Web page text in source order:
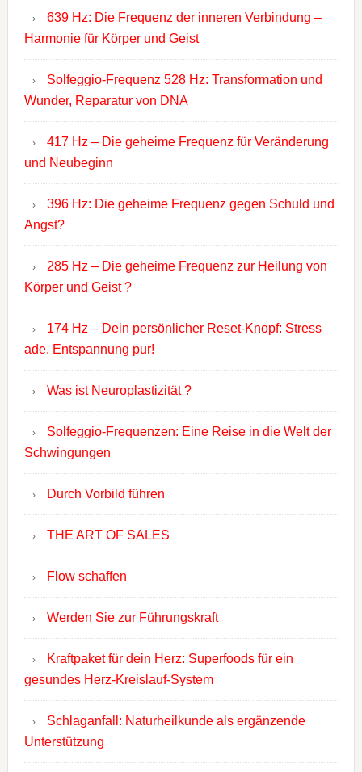
639 Hz: Die Frequenz der inneren Verbindung –
Harmonie für Körper und Geist
Solfeggio-Frequenz 528 Hz: Transformation und
Wunder, Reparatur von DNA
417 Hz – Die geheime Frequenz für Veränderung
und Neubeginn
396 Hz: Die geheime Frequenz gegen Schuld und
Angst?
285 Hz – Die geheime Frequenz zur Heilung von
Körper und Geist ?
174 Hz – Dein persönlicher Reset-Knopf: Stress
ade, Entspannung pur!
Was ist Neuroplastizität ?
Solfeggio-Frequenzen: Eine Reise in die Welt der
Schwingungen
Durch Vorbild führen
THE ART OF SALES
Flow schaffen
Werden Sie zur Führungskraft
Kraftpaket für dein Herz: Superfoods für ein
gesundes Herz-Kreislauf-System
Schlaganfall: Naturheilkunde als ergänzende
Unterstützung